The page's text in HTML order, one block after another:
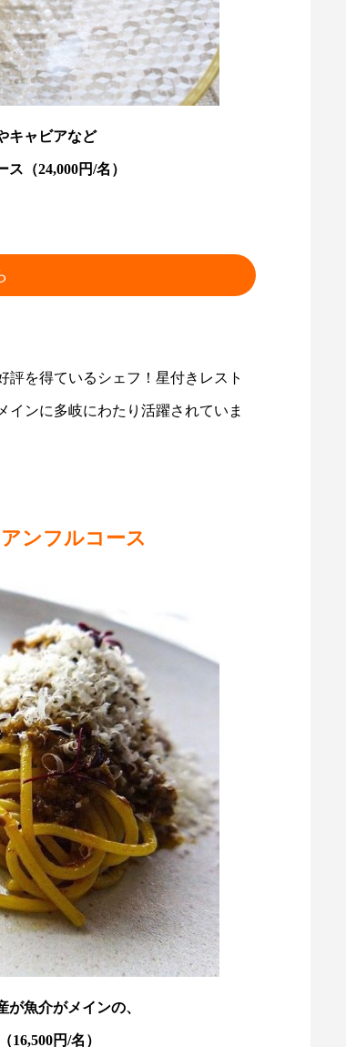
キャビアなど
（24,000円/名）
評を得ているシェフ！星付きレスト
インに多岐にわたり活躍されていま
ンフルコース
魚介がメインの、
円/名）